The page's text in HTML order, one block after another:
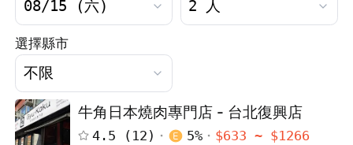
選擇縣市
牛角日本燒肉專門店 - 台北復興店
4.5 ( 12 ) 5% $633 ~ $1266